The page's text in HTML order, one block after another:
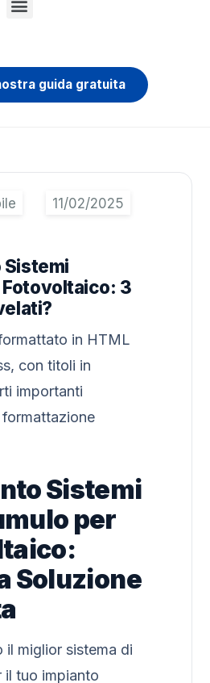
guida gratuita
3
in HTML
con titoli in
importanti
Sistemi
per
Soluzione
il miglior sistema di
il tuo impianto